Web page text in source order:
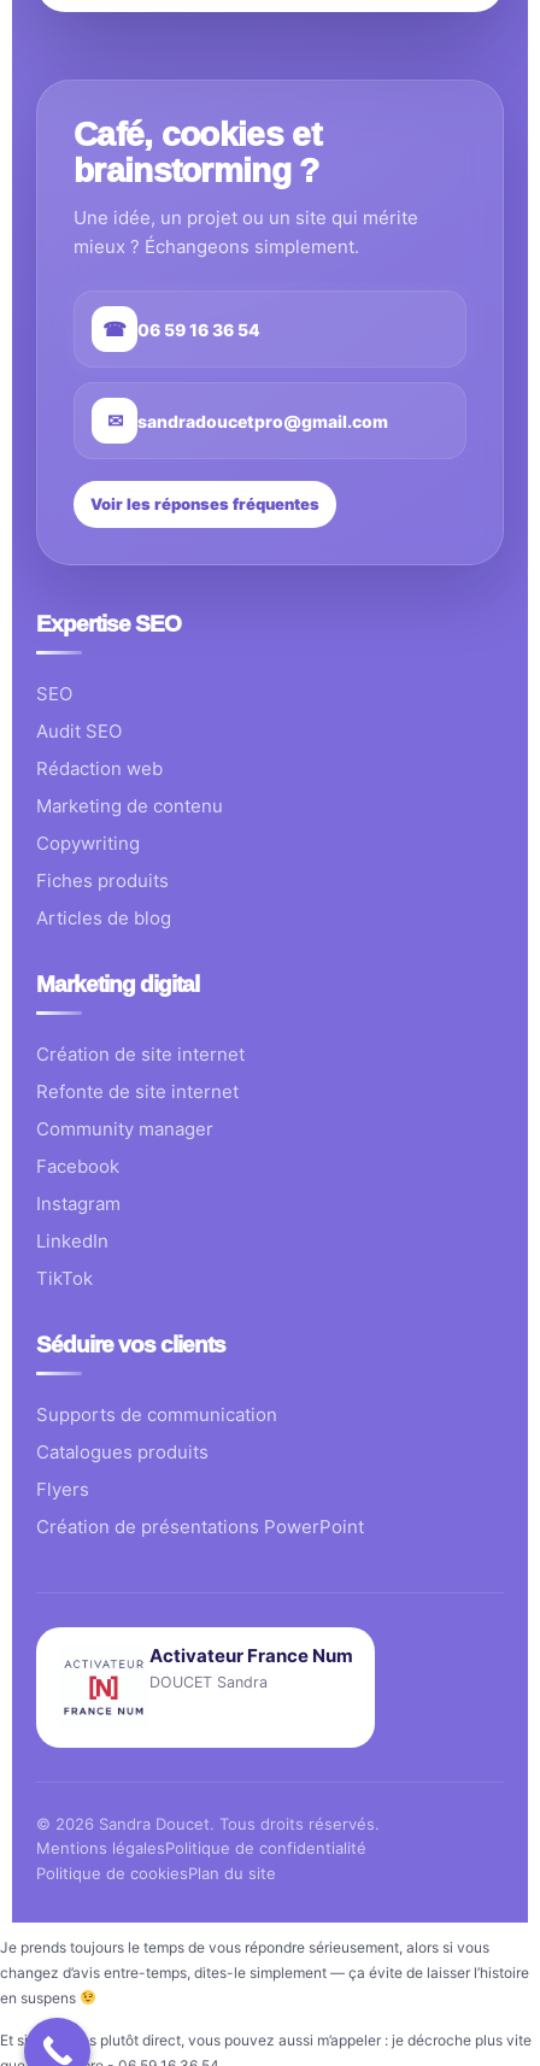
Café, cookies et
brainstorming ?
Une idée, un projet ou un site qui mérite
mieux ? Échangeons simplement.
☎ 06 59 16 36 54
✉ sandradoucetpro@gmail.com
Voir les réponses fréquentes
Expertise SEO
SEO
Audit SEO
Rédaction web
Marketing de contenu
Copywriting
Fiches produits
Articles de blog
Marketing digital
Création de site internet
Refonte de site internet
Community manager
Facebook
Instagram
LinkedIn
TikTok
Séduire vos clients
Supports de communication
Catalogues produits
Flyers
Création de présentations PowerPoint
Activateur France Num
DOUCET Sandra
© 2026 Sandra Doucet. Tous droits réservés.
Mentions légalesPolitique de confidentialité
Politique de cookiesPlan du site
Je prends toujours le temps de vous répondre sérieusement, alors si vous
changez d’avis entre-temps, dites-le simplement — ça évite de laisser l’histoire
en suspens
Et si vous êtes plutôt direct, vous pouvez aussi m’appeler : je décroche plus vite